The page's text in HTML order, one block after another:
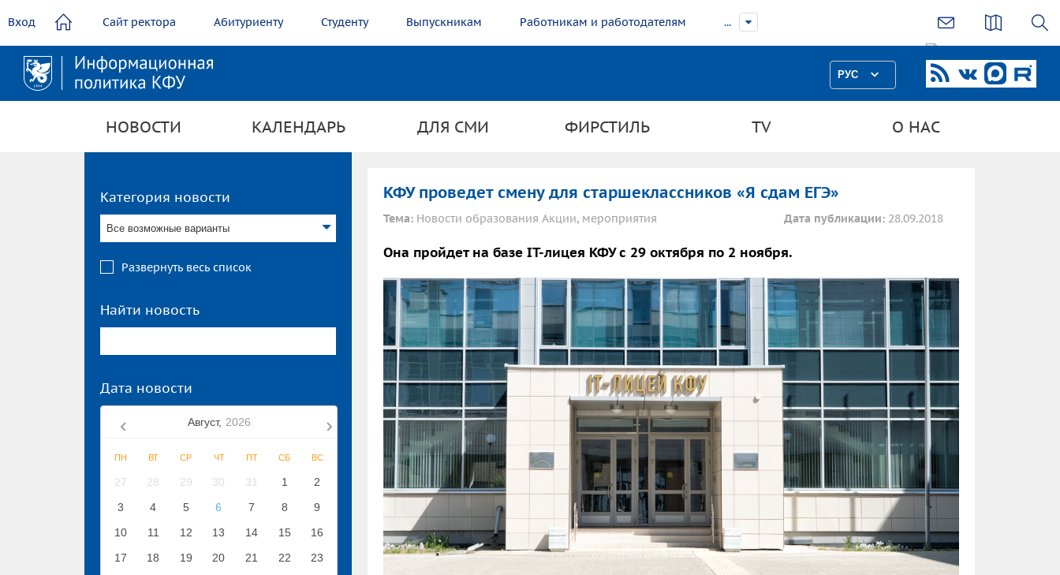
содержанию
Вход Сайт ректора Абитуриенту Студенту Выпускникам Работникам и работодателям ...
РУС
НОВОСТИ КАЛЕНДАРЬ ДЛЯ СМИ ФИРСТИЛЬ TV О НАС
Категория новости
Все возможные варианты
Развернуть весь список
Найти новость
Дата новости
Август, 2026
ПН ВТ СР ЧТ ПТ СБ ВС
27 28 29 30 31 1
2
3
4 5 6 7 8
9
10
11 12 13 14 15
16
17
18 19 20 21 22
23
КФУ проведет смену для старшеклассников «Я сдам ЕГЭ»
Тема: Новости образования Акции, мероприятия Дата публикации: 28.09.2018
Она пройдет на базе IT-лицея КФУ с 29 октября по 2 ноября.